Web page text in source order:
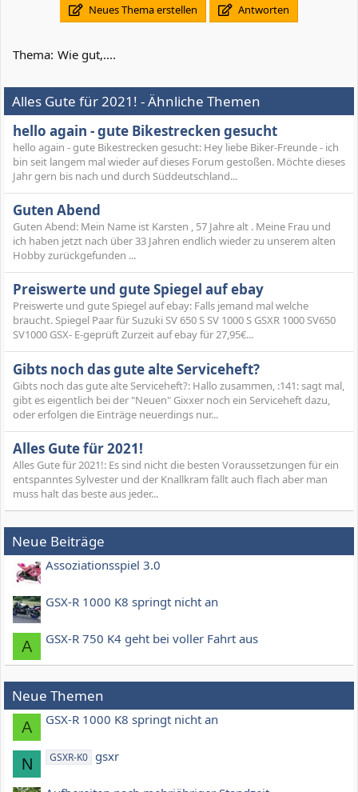
Neues Thema erstellen Antworten
Thema: Wie gut,....
Alles Gute für 2021! - Ähnliche Themen
hello again - gute Bikestrecken gesucht
hello again - gute Bikestrecken gesucht: Hey liebe Biker-Freunde - ich
bin seit langem mal wieder auf dieses Forum gestoßen. Möchte dieses
Jahr gern bis nach und durch Süddeutschland...
Guten Abend
Guten Abend: Mein Name ist Karsten , 57 Jahre alt . Meine Frau und
ich haben jetzt nach über 33 Jahren endlich wieder zu unserem alten
Hobby zurückgefunden ...
Preiswerte und gute Spiegel auf ebay
Preiswerte und gute Spiegel auf ebay: Falls jemand mal welche
braucht. Spiegel Paar für Suzuki SV 650 S SV 1000 S GSXR 1000 SV650
SV1000 GSX- E-geprüft Zurzeit auf ebay für 27,95€...
Gibts noch das gute alte Serviceheft?
Gibts noch das gute alte Serviceheft?: Hallo zusammen, :141: sagt mal,
gibt es eigentlich bei der "Neuen" Gixxer noch ein Serviceheft dazu,
oder erfolgen die Einträge neuerdings nur...
Alles Gute für 2021!
Alles Gute für 2021!: Es sind nicht die besten Voraussetzungen für ein
entspanntes Sylvester und der Knallkram fällt auch flach aber man
muss halt das beste aus jeder...
Neue Beiträge
Assoziationsspiel 3.0
GSX-R 1000 K8 springt nicht an
A GSX-R 750 K4 geht bei voller Fahrt aus
Neue Themen
A GSX-R 1000 K8 springt nicht an
N GSXR-K0 gsxr